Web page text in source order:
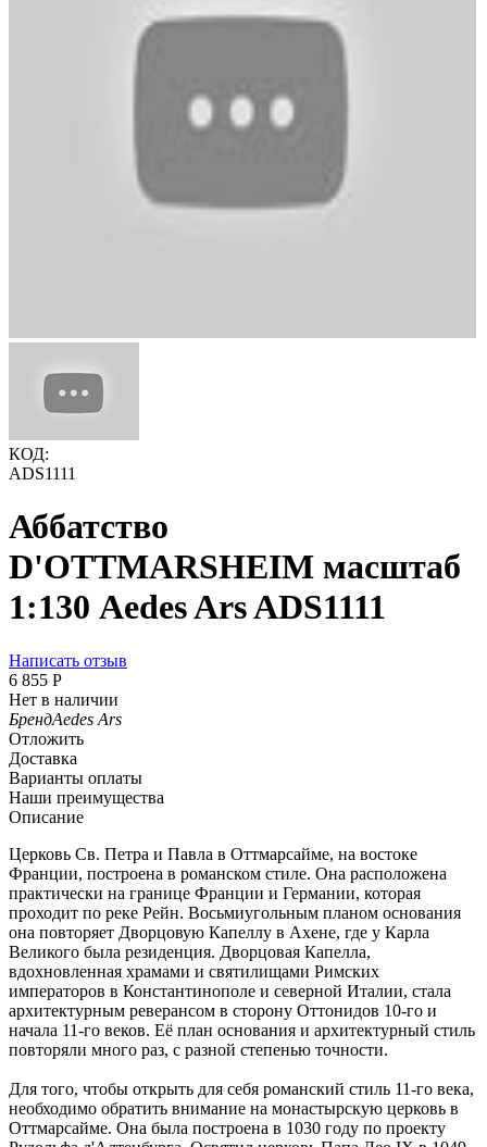
КОД:
ADS1111
Аббатство
D'OTTMARSHEIM масштаб
1:130 Aedes Ars ADS1111
Написать отзыв
6 855 Р
Нет в наличии
БрендAedes Ars
Отложить
Доставка
Варианты оплаты
Наши преимущества
Описание
Церковь Св. Петра и Павла в Оттмарсайме, на востоке
Франции, построена в романском стиле. Она расположена
практически на границе Франции и Германии, которая
проходит по реке Рейн. Восьмиугольным планом основания
она повторяет Дворцовую Капеллу в Ахене, где у Карла
Великого была резиденция. Дворцовая Капелла,
вдохновленная храмами и святилищами Римских
императоров в Константинополе и северной Италии, стала
архитектурным реверансом в сторону Оттонидов 10-го и
начала 11-го веков. Её план основания и архитектурный стиль
повторяли много раз, с разной степенью точности.
Для того, чтобы открыть для себя романский стиль 11-го века,
необходимо обратить внимание на монастырскую церковь в
Оттмарсайме. Она была построена в 1030 году по проекту